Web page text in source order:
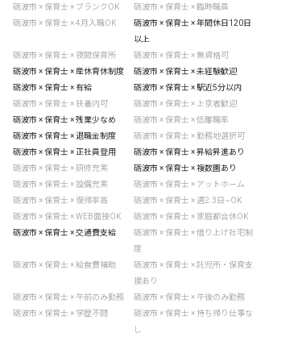
砺波市 × 保育士 × ブランクOK
砺波市 × 保育士 × 臨時職員
砺波市 × 保育士 × 4月入職OK
砺波市 × 保育士 × 年間休日120日
以上
砺波市 × 保育士 × 夜間保育所
砺波市 × 保育士 × 無資格可
砺波市 × 保育士 × 産休育休制度
砺波市 × 保育士 × 未経験歓迎
砺波市 × 保育士 × 有給
砺波市 × 保育士 × 駅近5分以内
砺波市 × 保育士 × 扶養内可
砺波市 × 保育士 × 上京者歓迎
砺波市 × 保育士 × 残業少なめ
砺波市 × 保育士 × 低離職率
砺波市 × 保育士 × 退職金制度
砺波市 × 保育士 × 勤務地選択可
砺波市 × 保育士 × 正社員登用
砺波市 × 保育士 × 昇給昇進あり
砺波市 × 保育士 × 研修充実
砺波市 × 保育士 × 複数園あり
砺波市 × 保育士 × 設備充実
砺波市 × 保育士 × アットホーム
砺波市 × 保育士 × 復帰率高
砺波市 × 保育士 × 週2.3日~OK
砺波市 × 保育士 × WEB面接OK
砺波市 × 保育士 × 家庭都合休OK
砺波市 × 保育士 × 交通費支給
砺波市 × 保育士 × 借り上げ社宅制
度
砺波市 × 保育士 × 給食費補助
砺波市 × 保育士 × 託児所・保育支
援あり
砺波市 × 保育士 × 午前のみ勤務
砺波市 × 保育士 × 午後のみ勤務
砺波市 × 保育士 × 学歴不問
砺波市 × 保育士 × 持ち帰り仕事な
し